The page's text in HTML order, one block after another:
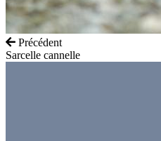
Précédent
Sarcelle cannelle